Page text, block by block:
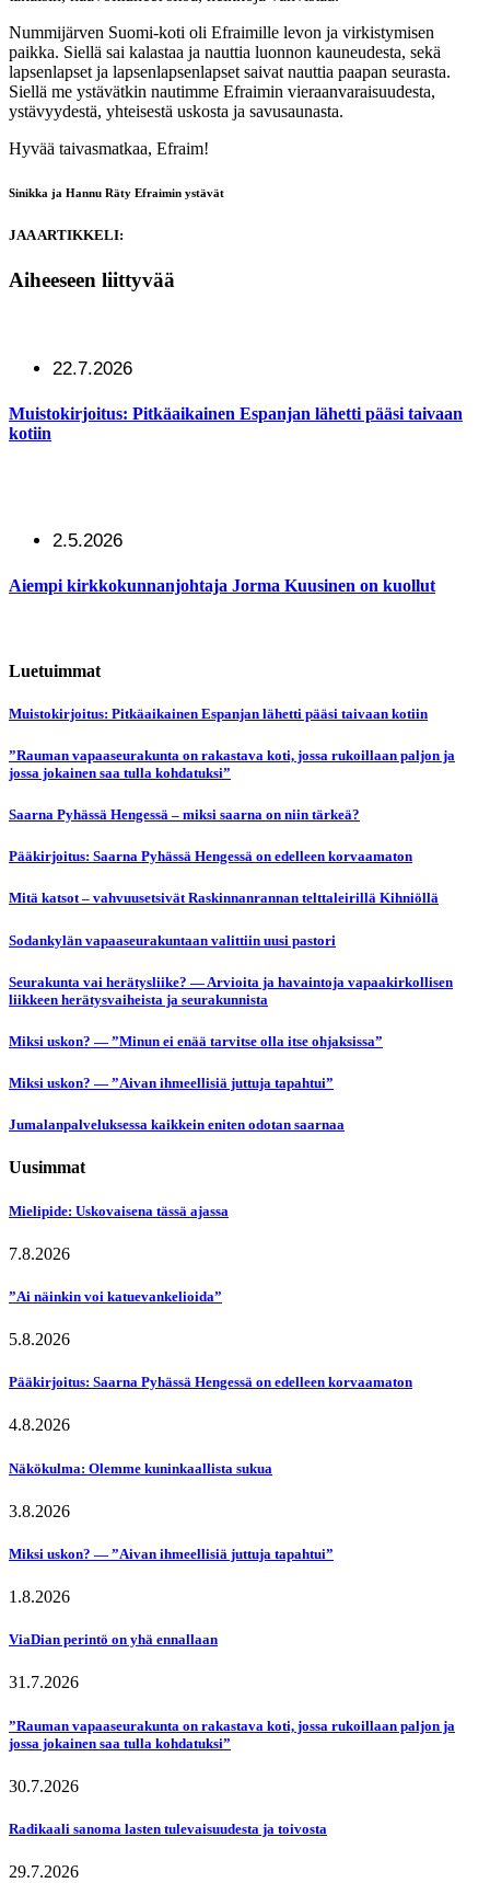
Nummijärven Suomi-koti oli Efraimille levon ja virkistymisen
paikka. Siellä sai kalastaa ja nauttia luonnon kauneudesta, sekä
lapsenlapset ja lapsenlapsenlapset saivat nauttia paapan seurasta.
Siellä me ystävätkin nautimme Efraimin vieraanvaraisuudesta,
ystävyydestä, yhteisestä uskosta ja savusaunasta.
Hyvää taivasmatkaa, Efraim!
Sinikka ja Hannu Räty Efraimin ystävät
JAA ARTIKKELI:
Aiheeseen liittyvää
22.7.2026
Muistokirjoitus: Pitkäaikainen Espanjan lähetti pääsi taivaan
kotiin
2.5.2026
Aiempi kirkkokunnanjohtaja Jorma Kuusinen on kuollut
Luetuimmat
Muistokirjoitus: Pitkäaikainen Espanjan lähetti pääsi taivaan kotiin
”Rauman vapaaseurakunta on rakastava koti, jossa rukoillaan paljon ja
jossa jokainen saa tulla kohdatuksi”
Saarna Pyhässä Hengessä – miksi saarna on niin tärkeä?
Pääkirjoitus: Saarna Pyhässä Hengessä on edelleen korvaamaton
Mitä katsot – vahvuusetsivät Raskinnanrannan telttaleirillä Kihniöllä
Sodankylän vapaaseurakuntaan valittiin uusi pastori
Seurakunta vai herätysliike? — Arvioita ja havaintoja vapaakirkollisen
liikkeen herätysvaiheista ja seurakunnista
Miksi uskon? — ”Minun ei enää tarvitse olla itse ohjaksissa”
Miksi uskon? — ”Aivan ihmeellisiä juttuja tapahtui”
Jumalanpalveluksessa kaikkein eniten odotan saarnaa
Uusimmat
Mielipide: Uskovaisena tässä ajassa
7.8.2026
”Ai näinkin voi katuevankelioida”
5.8.2026
Pääkirjoitus: Saarna Pyhässä Hengessä on edelleen korvaamaton
4.8.2026
Näkökulma: Olemme kuninkaallista sukua
3.8.2026
Miksi uskon? — ”Aivan ihmeellisiä juttuja tapahtui”
1.8.2026
ViaDian perintö on yhä ennallaan
31.7.2026
”Rauman vapaaseurakunta on rakastava koti, jossa rukoillaan paljon ja
jossa jokainen saa tulla kohdatuksi”
30.7.2026
Radikaali sanoma lasten tulevaisuudesta ja toivosta
29.7.2026